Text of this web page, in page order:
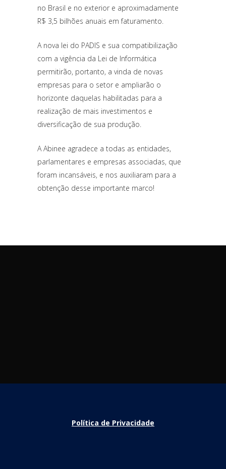
no Brasil e no exterior e aproximadamente
R$ 3,5 bilhões anuais em faturamento.
A nova lei do PADIS e sua compatibilização
com a vigência da Lei de Informática
permitirão, portanto, a vinda de novas
empresas para o setor e ampliarão o
horizonte daquelas habilitadas para a
realização de mais investimentos e
diversificação de sua produção.
A Abinee agradece a todas as entidades,
parlamentares e empresas associadas, que
foram incansáveis, e nos auxiliaram para a
obtenção desse importante marco!
Política de Privacidade